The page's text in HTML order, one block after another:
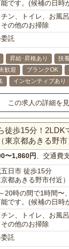
です。(候補の日時
ン、トイレ、お風
の他のお掃除
託
昇給･昇格あり 扶
歓迎 ブランクOK
インセンティブあり
この求人の詳細を
徒歩15分！2LDK
東京都あきる野市
〜1,860円 、交通費
日市 徒歩15分
京都あきる野市付近）
20時の間で1時間〜
です。(候補の日時
ン、トイレ、お風
の他のお掃除
託